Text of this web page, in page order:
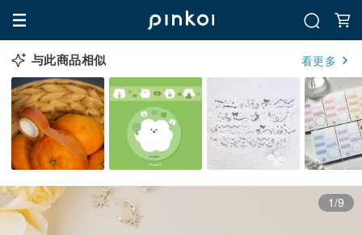
与此商品相似 看更多
1/9